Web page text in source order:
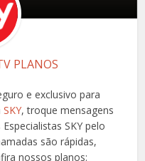
PLANOS
e exclusivo para
SKY, troque mensagens
SKY pelo
são rápidas,
nossos planos: